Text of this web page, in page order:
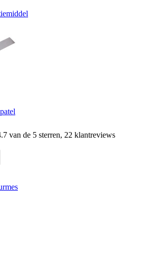
van de 5 sterren, 22 klantreviews